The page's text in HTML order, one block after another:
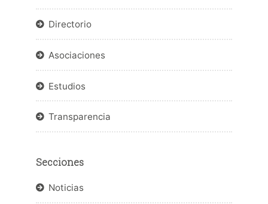
Directorio
Asociaciones
Estudios
Transparencia
Secciones
Noticias